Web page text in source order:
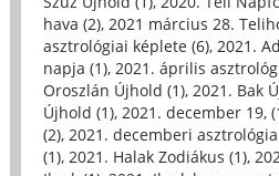
hava (2), 2021 március 28.
asztrológiai képlete (6), 2021.
napja (1), 2021. április
Oroszlán Újhold (1), 2021. Bak
Újhold (1), 2021. december 19,
(2), 2021. decemberi
(1), 2021. Halak Zodiákus (1),